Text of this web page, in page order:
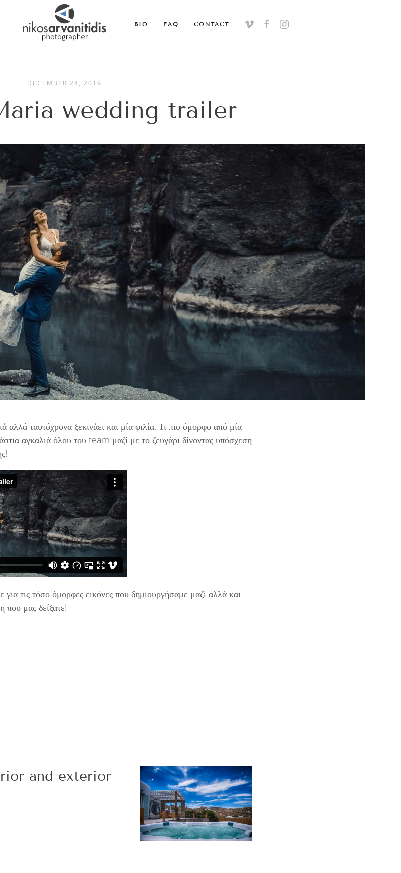
BIO FAQ CONTACT
DECEMBER 24, 2019
wedding trailer
αλλά ταυτόχρονα ξεκινάει και μία φιλία. Τι πιο όμορφο από μία
αγκαλιά όλου του team μαζί με το ζευγάρι δίνοντας υπόσχεση
τις τόσο όμορφες εικόνες που δημιουργήσαμε μαζί αλλά και
που μας δείξατε!
and exterior